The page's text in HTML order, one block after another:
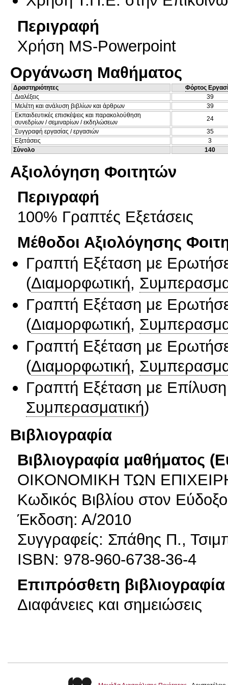
Περιγραφή
Χρήση MS-Powerpoint
Οργάνωση Μαθήματος
Δραστηριότητες
Φόρτος
Διαλέξεις
39
Μελέτη και ανάλυση βιβλίων και άρθρων
39
Εκπαιδευτικές επισκέψεις και παρακολούθηση
συνεδρίων / σεμιναρίων / εκδηλώσεων
24
Συγγραφή εργασίας / εργασιών
35
Εξετάσεις
3
Σύνολο
140
Αξιολόγηση Φοιτητών
Περιγραφή
100% Γραπτές Εξετάσεις
Μέθοδοι Αξιολόγησης
Γραπτή Εξέταση με
(Διαμορφωτική,
Γραπτή Εξέταση με
(Διαμορφωτική,
Γραπτή Εξέταση με
(Διαμορφωτική,
Γραπτή Εξέταση με
Συμπερασματική)
Βιβλιογραφία
Βιβλιογραφία μαθήματος
ΟΙΚΟΝΟΜΙΚΗ ΤΩΝ
Κωδικός Βιβλίου στον
Έκδοση: Α/2010
Συγγραφείς: Σπάθης Π.,
ISBN: 978-960-6738-36-4
Επιπρόσθετη βιβλιογραφία
Διαφάνειες και σημειώσεις